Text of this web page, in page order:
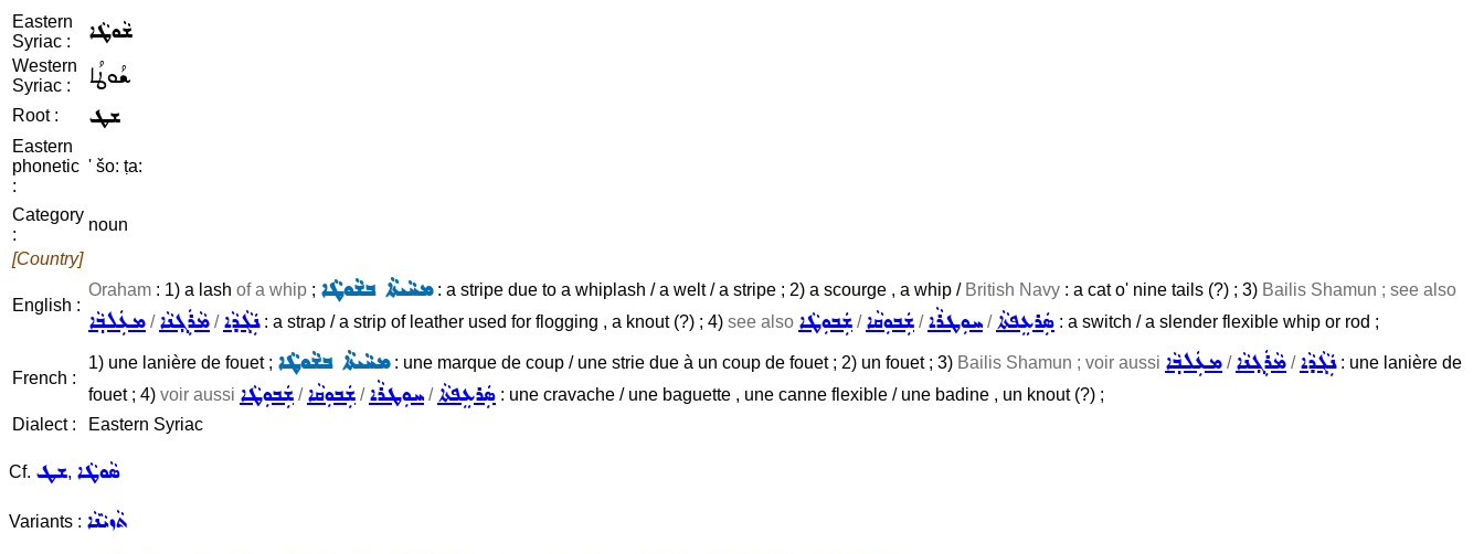
Eastern
Syriac :
ܫܵܘܛܵܐ
Western
Syriac :
ܫܳܘܛܳܐ
Root : ܫܛ
Eastern
phonetic
:
' šo: ṭa:
Category
:
noun
[Country]
English :
Oraham : 1) a lash of a whip ; ܡܚܵܝܬܵܐ ܒܫܵܘܛܵܐ: a stripe due to a whiplash / a welt / a stripe ; 2) a scourge , a whip / British Navy : a cat o' nine tails (?) ; 3) Bailis Shamun ; see also
ܡܥܲܠܒ݂ܵܐ /ܡܵܪܲܓ݂ܢܵܐ /ܢܲܓܵܕܵܐ: a strap / a strip of leather used for flogging , a knout (?) ; 4) see also ܫܲܒܘܼܛܵܐ /ܫܲܒܘܼܩܵܐ /ܚܘܼܛܪܵܐ /ܣܲܪܥܸܦܬܵܐ : a switch / a slender flexible whip or rod ;
French :
1) une lanière de fouet ; ܡܚܵܝܬܵܐ ܒܫܵܘܛܵܐ: une marque de coup / une strie due à un coup de fouet ; 2) un fouet ; 3) Bailis Shamun ; voir aussi ܡܥܲܠܒ݂ܵܐ /ܡܵܪܲܓ݂ܢܵܐ /ܢܲܓܵܕܵܐ: une lanière de
fouet ; 4) voir aussi ܫܲܒܘܼܛܵܐ /ܫܲܒܘܼܩܵܐ /ܚܘܼܛܪܵܐ /ܣܲܪܥܸܦܬܵܐ : une cravache / une baguette , une canne flexible / une badine , un knout (?) ;
Dialect :
Eastern Syriac
Cf. ܫܛ, ܣܵܘܛܵܐ
Variants : ܬܵܙܝܵܢܵܐ